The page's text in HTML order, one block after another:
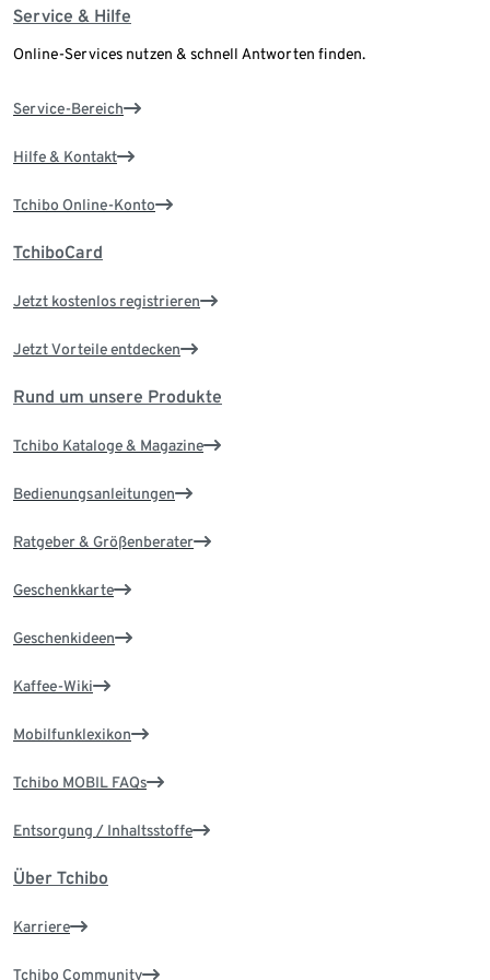
Service & Hilfe
Online-Services nutzen & schnell Antworten finden.
Service-Bereich
Hilfe & Kontakt
Tchibo Online-Konto
TchiboCard
Jetzt kostenlos registrieren
Jetzt Vorteile entdecken
Rund um unsere Produkte
Tchibo Kataloge & Magazine
Bedienungsanleitungen
Ratgeber & Größenberater
Geschenkkarte
Geschenkideen
Kaffee-Wiki
Mobilfunklexikon
Tchibo MOBIL FAQs
Entsorgung / Inhaltsstoffe
Über Tchibo
Karriere
Tchibo Community